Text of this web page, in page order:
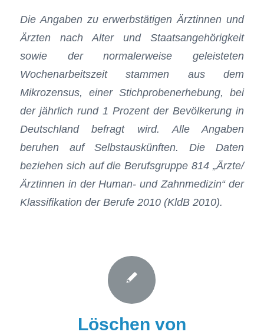
Die Angaben zu erwerbstätigen Ärztinnen und
Ärzten nach Alter und Staatsangehörigkeit
sowie der normalerweise geleisteten
Wochenarbeitszeit stammen aus dem
Mikrozensus, einer Stichprobenerhebung, bei
der jährlich rund 1 Prozent der Bevölkerung in
Deutschland befragt wird. Alle Angaben
beruhen auf Selbstauskünften. Die Daten
beziehen sich auf die Berufsgruppe 814 „Ärzte/
Ärztinnen in der Human- und Zahnmedizin“ der
Klassifikation der Berufe 2010 (KldB 2010).
Löschen von